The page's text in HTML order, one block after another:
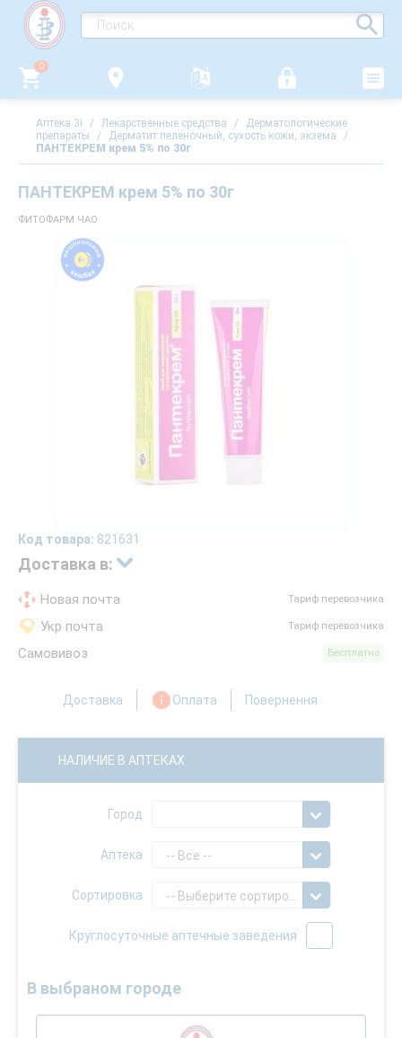
0
Аптека 3i / Лекарственные средства /
Дерматологические
препараты
/ Дерматит пеленочный, сухость кожи, экзема
/
ПАНТЕКРЕМ крем 5% по 30г
ПАНТЕКРЕМ крем 5% по 30г
ФИТОФАРМ ЧАО
Код товара: 821631
Доставка в:
Новая почта Тариф перевозчика
Укр почта Тариф перевозчика
Самовивоз Бесплатно
Доставка Оплата Повернення
НАЛИЧИЕ В АПТЕКАХ
Город
Аптека -- Все --
Сортировка
Круглосуточные аптечные заведения
В выбраном городе